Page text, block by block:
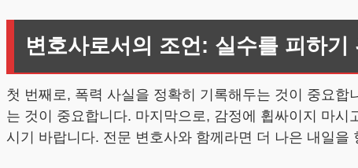
변호사로서의 조언: 실수를 피하기
첫 번째로, 폭력 사실을 정확히 기록해두는 것이 중요
는 것이 중요합니다. 마지막으로, 감정에 휩싸이지 마
시기 바랍니다. 전문 변호사와 함께라면 더 나은 내일